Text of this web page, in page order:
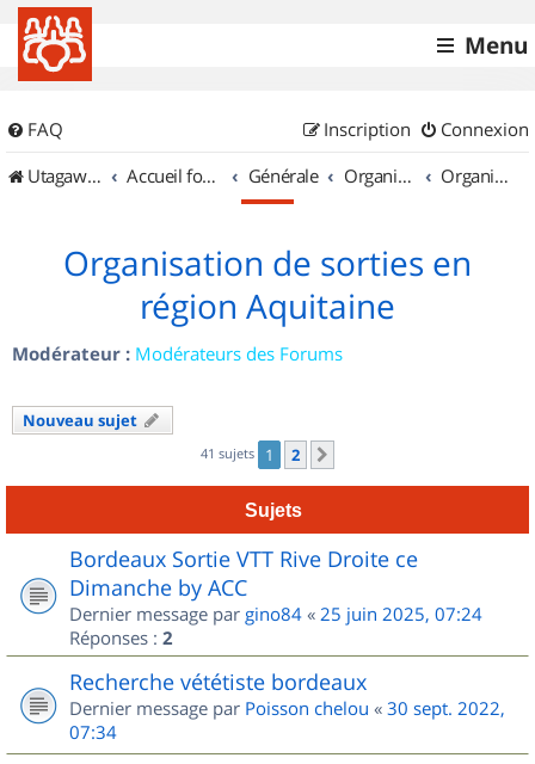
Menu
FAQ Connexion
Inscription
UtagawaVTT (Randos VTT et VTTAE avec traces GPS)
Accueil forum Générale Organisation de sorties & Recherche de partenaires Organisation de sorties en région Aquitaine
Organisation de sorties en
région Aquitaine
Modérateur : Modérateurs des Forums
Nouveau sujet
41 sujets 1 2
Sujets
Bordeaux Sortie VTT Rive Droite ce
Dimanche by ACC
Dernier message par gino84 « 25 juin 2025, 07:24
Réponses : 2
Recherche vététiste bordeaux
Dernier message par Poisson chelou « 30 sept. 2022,
07:34